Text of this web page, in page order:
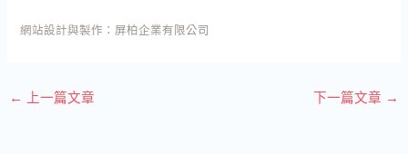
網站設計與製作： 屏柏企業有限公司
← 上一篇文章 下一篇文章 →